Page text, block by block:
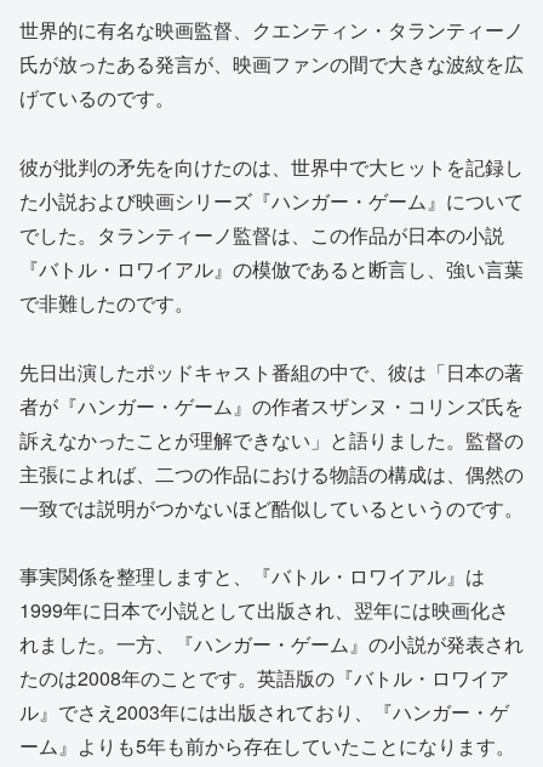
世界的に有名な映画監督、クエンティン・タランティーノ
氏が放ったある発言が、映画ファンの間で大きな波紋を広
げているのです。
彼が批判の矛先を向けたのは、世界中で大ヒットを記録し
た小説および映画シリーズ『ハンガー・ゲーム』について
でした。タランティーノ監督は、この作品が日本の小説
『バトル・ロワイアル』の模倣であると断言し、強い言葉
で非難したのです。
先日出演したポッドキャスト番組の中で、彼は「日本の著
者が『ハンガー・ゲーム』の作者スザンヌ・コリンズ氏を
訴えなかったことが理解できない」と語りました。監督の
主張によれば、二つの作品における物語の構成は、偶然の
一致では説明がつかないほど酷似しているというのです。
事実関係を整理しますと、『バトル・ロワイアル』は
1999年に日本で小説として出版され、翌年には映画化さ
れました。一方、『ハンガー・ゲーム』の小説が発表され
たのは2008年のことです。英語版の『バトル・ロワイア
ル』でさえ2003年には出版されており、『ハンガー・ゲ
ーム』よりも5年も前から存在していたことになります。